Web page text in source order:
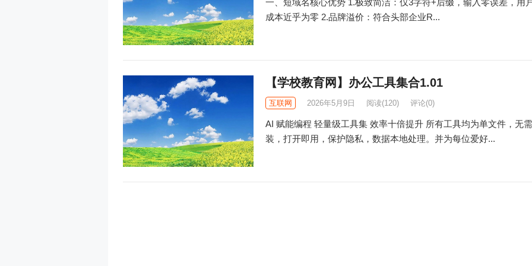
成本近乎为零 2.品牌溢价：符合头部企业R...
【学校教育网】办公工具集合1.01
互联网 2026年5月9日 阅读(120) 评论(0)
AI 赋能编程 轻量级工具集 效率十倍提升 所有工具均为单文件，无
装，打开即用，保护隐私，数据本地处理。并为每位爱好...